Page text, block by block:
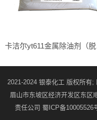
2021-2024 银泰化工 版权所有
眉山市东坡区经济开发区东区
责任公司 蜀ICP备10005526